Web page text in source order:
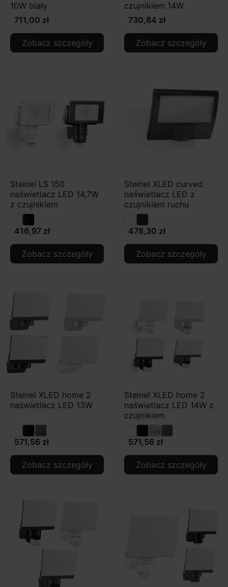
10W biały
711,00 zł
Zobacz szczegóły
czujnikiem 14W
730,84 zł
Zobacz szczegóły
Steinel LS 150
naświetlacz LED 14,7W
z czujnikiem
416,97 zł
Zobacz szczegóły
Steinel XLED curved
naświetlacz LED z
czujnikiem ruchu
478,30 zł
Zobacz szczegóły
Steinel XLED home 2
naświetlacz LED 13W
571,56 zł
Zobacz szczegóły
Steinel XLED home 2
naświetlacz LED 14W z
czujnikiem
571,56 zł
Zobacz szczegóły